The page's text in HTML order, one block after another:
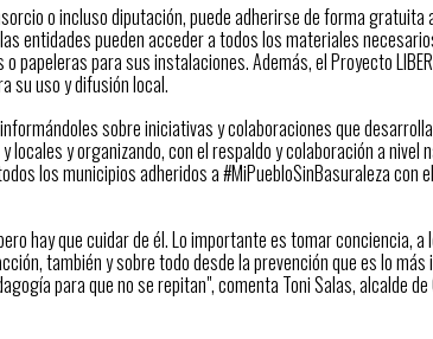
o incluso diputación, puede adherirse de forma gratuita
entidades pueden acceder a todos los materiales
para sus instalaciones. Además, el Proyecto
su uso y difusión local.
sobre iniciativas y colaboraciones que
y organizando, con el respaldo y colaboración a nivel
los municipios adheridos a #MiPuebloSinBasuraleza con
hay que cuidar de él. Lo importante es tomar conciencia, a
también y sobre todo desde la prevención que es lo
para que no se repitan", comenta Toni Salas, alcalde